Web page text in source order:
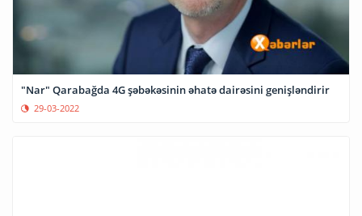
"Nar" Qarabağda 4G şəbəkəsinin əhatə dairəsini genişləndirir
29-03-2022